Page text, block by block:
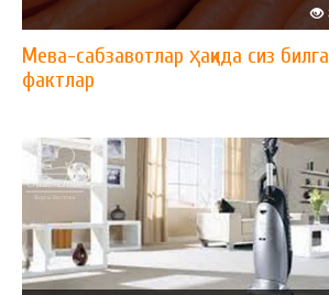
Мева-сабзавотлар ҳақида сиз
фактлар